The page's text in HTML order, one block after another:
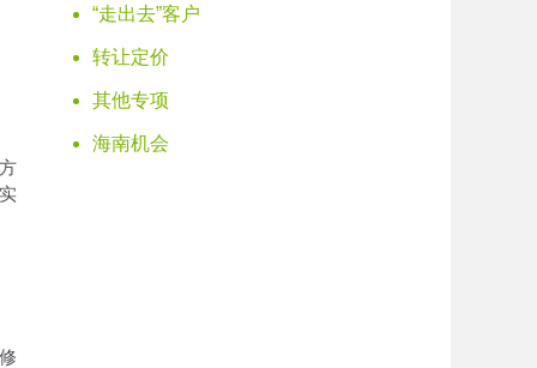
“走出去”客户
转让定价
其他专项
海南机会